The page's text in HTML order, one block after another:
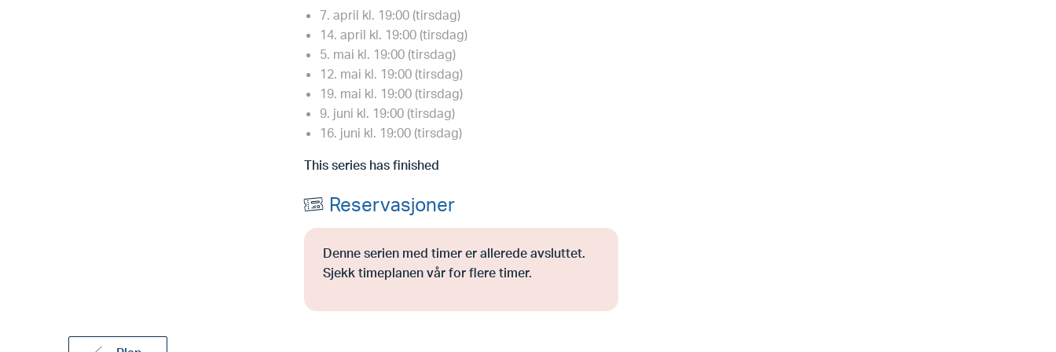
7. april kl. 19:00 (tirsdag)
14. april kl. 19:00 (tirsdag)
5. mai kl. 19:00 (tirsdag)
12. mai kl. 19:00 (tirsdag)
19. mai kl. 19:00 (tirsdag)
9. juni kl. 19:00 (tirsdag)
16. juni kl. 19:00 (tirsdag)
This series has finished
Reservasjoner
Denne serien med timer er allerede avsluttet.
Sjekk timeplanen vår for flere timer.